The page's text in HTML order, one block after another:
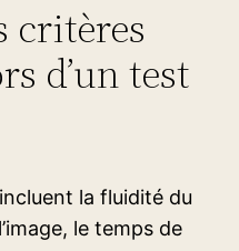
critères
d’un test
la fluidité du
le temps de